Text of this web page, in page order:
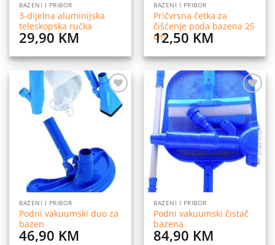
BAZENI I PRIBOR
3-dijelna aluminijska
teleskopska ručka
29,90 KM
BAZENI I PRIBOR
Pričvrsna četka za
čišćenje poda bazena 25
cm
12,50KM
Dodaj
na
listu
BAZENI I PRIBOR
Podni vakuumski duo za
bazen
46,90 KM
Dodaj
na
listu
želja
BAZENI I PRIBOR
Podni vakuumski čistač
bazena
84,90 KM